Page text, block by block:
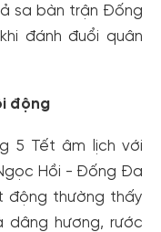
sa bàn trận Đống
đánh đuổi quân
động
5 Tết âm lịch với
Hồi - Đống Đa
động thường thấy
dâng hương, rước